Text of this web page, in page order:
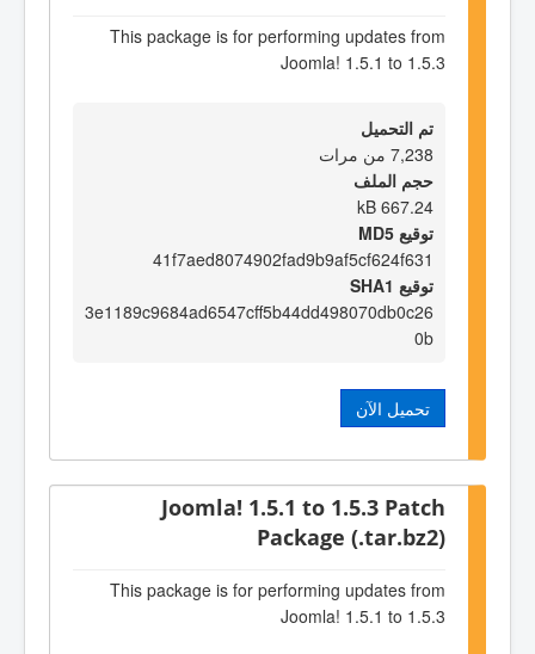
This package is for performing updates from
Joomla! 1.5.1 to 1.5.3
تم التحميل
7,238 من مرات
حجم الملف
667.24 kB
توقيع MD5
41f7aed8074902fad9b9af5cf624f631
توقيع SHA1
3e1189c9684ad6547cff5b44dd498070db0c26
0b
تحميل الآن
Joomla! 1.5.1 to 1.5.3 Patch
Package (.tar.bz2)
This package is for performing updates from
Joomla! 1.5.1 to 1.5.3